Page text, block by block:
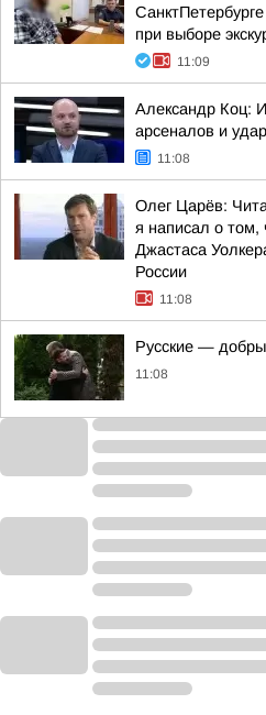
при выборе
11:09
Александр Коц:
арсеналов и
11:08
Олег Царёв:
я написал о том,
Джастаса
России
11:08
Русские —
11:08